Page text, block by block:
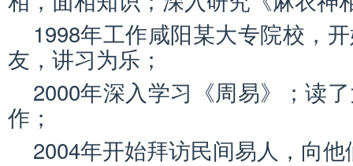
1998年工作咸阳某大专院校，
友，讲习为乐；
2000年深入学习《周易》；读
作；
2004年开始拜访民间易人，向